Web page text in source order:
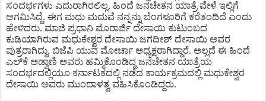
ಸಂದರ್ಭಗಳು ಎದುರಾಗಿರಲಿಲ್ಲ. ಹಿಂದೆ ಜನಚೇತನ ಯಾತ್ರೆ ವೇಳೆ ಇಲ್ಲಿಗೆ
ಆಗಮಿಸಿದ್ದೆ. ಈಗ ಮಧು ಮದುವೆ ನನ್ನನ್ನು ಬೆಂಗಳೂರಿಗೆ ಕರೆತಂದಿದೆ ಎಂದು
ಹೇಳಿದರು. ಮಾಜಿ ಪ್ರಧಾನಿ ಮೊರಾರ್ಜಿ ದೇಸಾಯಿ ಕುಟುಂಬದ
ಕುಡಿಯಾಗಿರುವ ಮಧುಕೇಶ್ವರ ದೇಸಾಯಿ ಜಗದೀಶ್ ದೇಸಾಯಿ ಅವರ
ಪುತ್ರರಾಗಿದ್ದು, ಬಿಜೆಪಿ ಯುವ ಮೋರ್ಚಾ ಅಧ್ಯಕ್ಷರಾಗಿದ್ದಾರೆ. ಅಲ್ಲದೆ ಈ ಹಿಂದೆ
ಎಲ್‌ಕೆ ಅಡ್ವಾಣಿ ಅವರು ಹಮ್ಮಿಕೊಂಡಿದ್ದ ಜನಚೇತನ ಯಾತ್ರೆಯ
ಸಂದರ್ಭದಲ್ಲಿಯೂ ಕರ್ನಾಟಕದಲ್ಲಿ ನಡೆದ ಕಾರ್ಯಕ್ರಮದಲ್ಲಿ ಮಧುಕೇಶ್ವರ
ದೇಸಾಯಿ ಅವರು ಮುಂದಾಳತ್ವ ವಹಿಸಿಕೊಂಡಿದ್ದರು.